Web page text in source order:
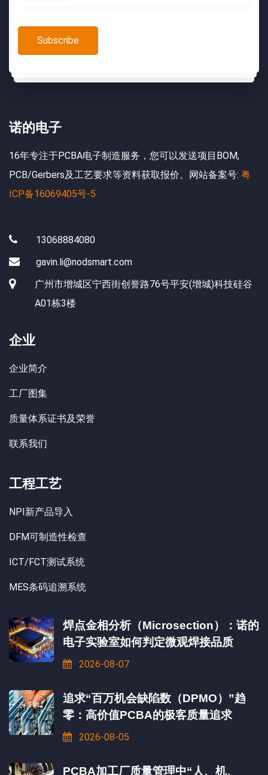
Search:
诺的电子
16年专注于PCBA电子制造服务，您可以发送项目BOM,
PCB/Gerbers及工艺要求等资料获取报价。网站备案号: 粤
ICP备16069405号-5
13068884080
gavin.li@nodsmart.com
广州市增城区宁西街创誉路76号平安(增城)科技硅谷
A01栋3楼
企业
企业简介
工厂图集
质量体系证书及荣誉
联系我们
工程工艺
NPI新产品导入
DFM可制造性检查
ICT/FCT测试系统
MES条码追溯系统
焊点金相分析（Microsection）：诺的
电子实验室如何判定微观焊接品质
2026-08-07
追求“百万机会缺陷数（DPMO）”趋
零：高价值PCBA的极客质量追求
2026-08-05
PCBA加工厂质量管理中“人、机、